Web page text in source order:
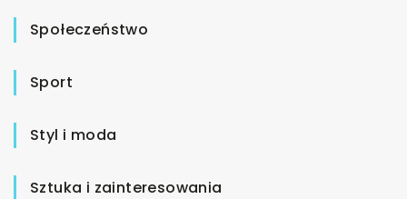
Społeczeństwo
Sport
Styl i moda
Sztuka i zainteresowania